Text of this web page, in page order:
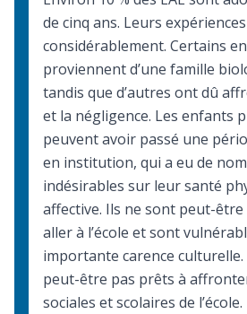
de cinq ans. Leurs
considérablement. Certains
proviennent d’une famille
tandis que d’autres ont dû
et la négligence. Les enfants
peuvent avoir passé une
en institution, qui a eu de
indésirables sur leur santé
affective. Ils ne sont peut-
aller à l’école et sont
importante carence culturelle.
peut-être pas prêts à
sociales et scolaires de